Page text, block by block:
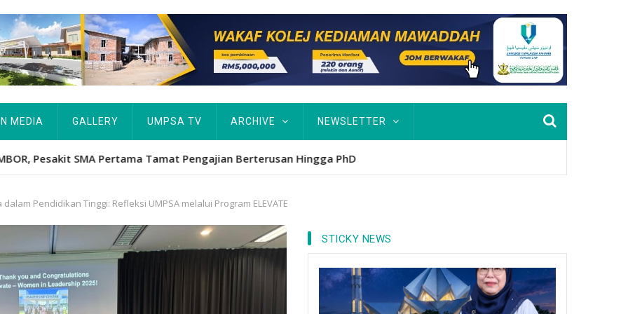
IN MEDIA GALLERY UMPSA TV ARCHIVE NEWSLETTER
academic excellence to PhD earns historic MBOR recognitio
Pendidikan Tinggi: Refleksi UMPSA melalui Program ELEVATE
STICKY NEWS